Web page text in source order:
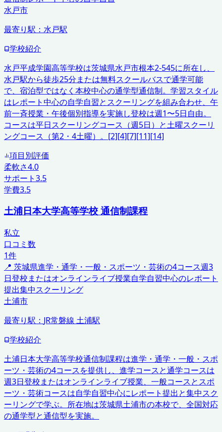
水戸市
最寄り駅： 水戸駅
学校紹介
水戸平成学園高等学校は茨城県水戸市根本2-545に所在し、
水戸駅から徒歩25分または無料スクールバスで通学可能
で、宿泊型ではなく本校中心の通学型通信制。学習スタイル
はレポート中心の自学自習とスクーリングを組み合わせ、午
前一斉授業・午後個別指導を実施し登校は週1〜5日自由。
コースは平日スクーリングコース（週5日）と土曜スクーリ
ングコース（第2・4土曜）。[2][4][7][11][14]
項目別評価
柔軟さ4.0
サポート3.5
学費3.5
土浦日本大学高等学校 通信制課程
私立
口コミ数
1件
📍 茨城県進学・通学・一般・スポーツ・芸術の4コース週3
日登校またはオンラインライブ授業自学自習中心のレポート
提出集中スクーリング
土浦市
最寄り駅： JR常磐線 土浦駅
学校紹介
土浦日本大学高等学校通信制課程は進学・通学・一般・スポ
ーツ・芸術の4コースを提供し、進学コースと通学コースは
週3日登校またはオンラインライブ授業、一般コースとスポ
ーツ・芸術コースは自学自習中心にレポート提出と集中スク
ーリングで学ぶ。所在地は茨城県土浦市の本校で、全国対応
の通学型と通信型を実施。